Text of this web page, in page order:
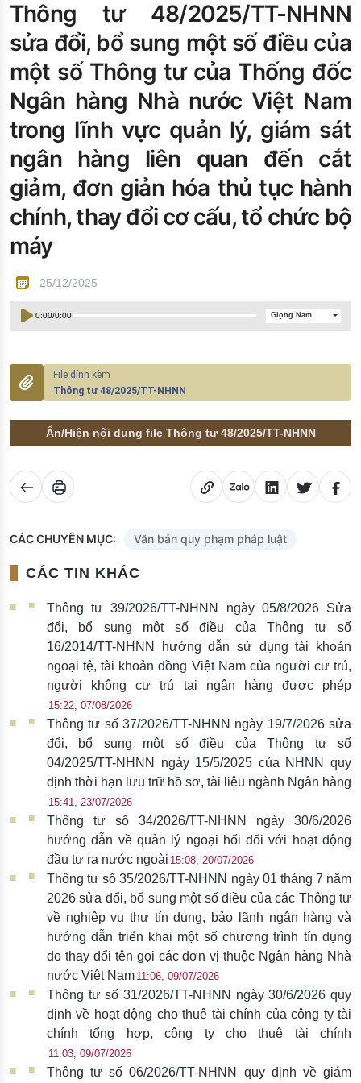
Đào tạo ISO
Thông tư 48/2025/TT-NHNN
sửa đổi, bổ sung một số điều của
một số Thông tư của Thống đốc
Ngân hàng Nhà nước Việt Nam
trong lĩnh vực quản lý, giám sát
ngân hàng liên quan đến cắt
giảm, đơn giản hóa thủ tục hành
chính, thay đổi cơ cấu, tổ chức bộ
máy
25/12/2025
0:00/0:00 Giọng Nam
Thông tư 48/2025/TT-NHNN
Ẩn/Hiện nội dung file Thông tư 48/2025/TT-NHNN
CÁC CHUYÊN MỤC: Văn bản quy phạm pháp luật
CÁC TIN KHÁC
Thông tư 39/2026/TT-NHNN ngày 05/8/2026 Sửa
đổi, bổ sung một số điều của Thông tư số
16/2014/TT-NHNN hướng dẫn sử dụng tài khoản
ngoại tệ, tài khoản đồng Việt Nam của người cư trú,
người không cư trú tại ngân hàng được phép
15:22, 07/08/2026
Thông tư số 37/2026/TT-NHNN ngày 19/7/2026 sửa
đổi, bổ sung một số điều của Thông tư số
04/2025/TT-NHNN ngày 15/5/2025 của NHNN quy
định thời hạn lưu trữ hồ sơ, tài liệu ngành Ngân hàng
15:41, 23/07/2026
Thông tư số 34/2026/TT-NHNN ngày 30/6/2026
hướng dẫn về quản lý ngoại hối đối với hoạt động
đầu tư ra nước ngoài 15:08, 20/07/2026
Thông tư số 35/2026/TT-NHNN ngày 01 tháng 7 năm
2026 sửa đổi, bổ sung một số điều của các Thông tư
về nghiệp vụ thư tín dụng, bảo lãnh ngân hàng và
hướng dẫn triển khai một số chương trình tín dụng
do thay đổi tên gọi các đơn vị thuộc Ngân hàng Nhà
nước Việt Nam 11:06, 09/07/2026
Thông tư số 31/2026/TT-NHNN ngày 30/6/2026 quy
định về hoạt động cho thuê tài chính của công ty tài
chính tổng hợp, công ty cho thuê tài chính
11:03, 09/07/2026
Thông tư số 06/2026/TT-NHNN quy định về giám